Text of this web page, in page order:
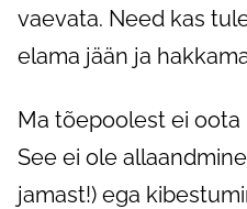
vaevata. Need kas
elama jään ja
Ma tõepoolest ei
See ei ole
jamast!) ega